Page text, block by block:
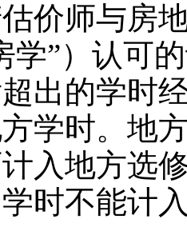
价师与房
学”）认可
出的学时
学时。地
入地方选
时不能计